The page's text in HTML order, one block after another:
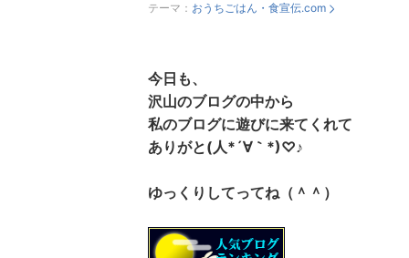
テーマ： おうちごはん・食宣伝.com
今日も、
沢山のブログの中から
私のブログに遊びに来てくれて
ありがと(人*´∀｀*)♡♪
ゆっくりしてってね（＾＾）